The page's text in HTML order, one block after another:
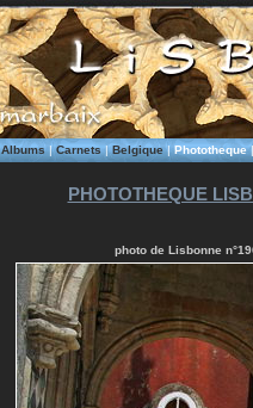
Albums|Carnets|Belgique|Phototheque
PHOTOTHEQUE
photo de Lisbonne